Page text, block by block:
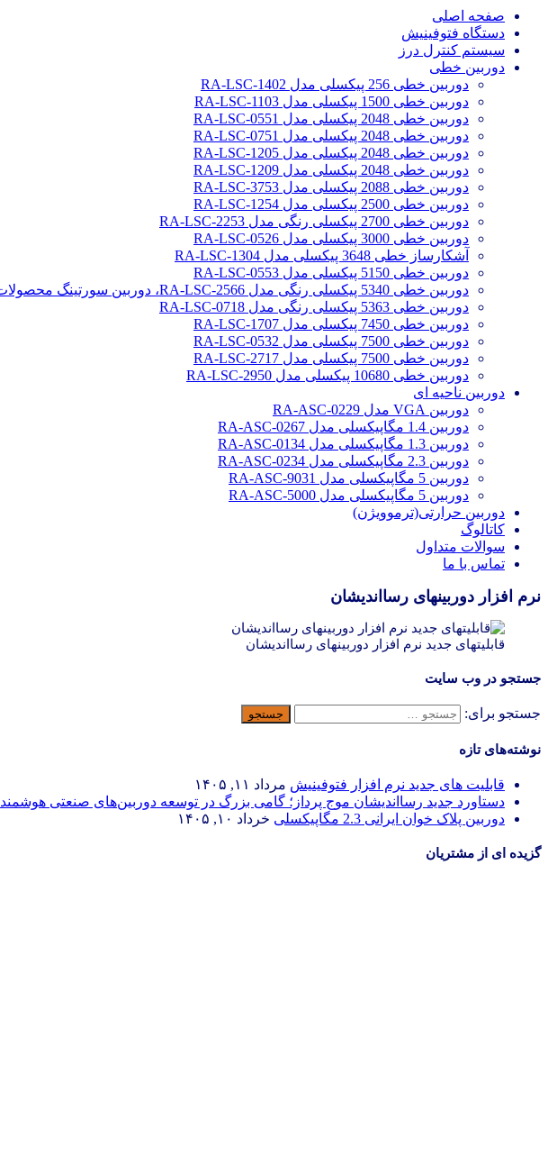
صفحه اصلی
دستگاه فتوفینیش
سیستم کنترل درز
دوربین خطی
دوربین خطی 256 پیکسلی مدل RA-LSC-1402
دوربین خطی 1500 پیکسلی مدل RA-LSC-1103
دوربین خطی 2048 پیکسلی مدل RA-LSC-0551
دوربین خطی 2048 پیکسلی مدل RA-LSC-0751
دوربین خطی 2048 پیکسلی مدل RA-LSC-1205
دوربین خطی 2048 پیکسلی مدل RA-LSC-1209
دوربین خطی 2088 پیکسلی مدل RA-LSC-3753
دوربین خطی 2500 پیکسلی مدل RA-LSC-1254
دوربین خطی 2700 پیکسلی رنگی مدل RA-LSC-2253
دوربین خطی 3000 پیکسلی مدل RA-LSC-0526
آشکارساز خطی 3648 پیکسلی مدل RA-LSC-1304
دوربین خطی 5150 پیکسلی مدل RA-LSC-0553
دوربین خطی 5340 پیکسلی رنگی مدل RA-LSC-2566، دوربین سورتینگ محصولات
دوربین خطی 5363 پیکسلی رنگی مدل RA-LSC-0718
دوربین خطی 7450 پیکسلی مدل RA-LSC-1707
دوربین خطی 7500 پیکسلی مدل RA-LSC-0532
دوربین خطی 7500 پیکسلی مدل RA-LSC-2717
دوربین خطی 10680 پیکسلی مدل RA-LSC-2950
دوربین ناحیه ای
دوربین VGA مدل RA-ASC-0229
دوربین 1.4 مگاپیکسلی مدل RA-ASC-0267
دوربین 1.3 مگاپیکسلی مدل RA-ASC-0134
دوربین 2.3 مگاپیکسلی مدل RA-ASC-0234
دوربین 5 مگاپیکسلی مدل RA-ASC-9031
دوربین 5 مگاپیکسلی مدل RA-ASC-5000
دوربین حرارتی(ترموویژن)
کاتالوگ
سوالات متداول
تماس با ما
نرم افزار دوربینهای رسااندیشان
قابلیتهای جدید نرم افزار دوربینهای رسااندیشان
جستجو در وب سایت
جستجو برای:
نوشته‌های تازه
قابلیت های جدید نرم افزار فتوفینیش مرداد ۱۱, ۱۴۰۵
دستاورد جدید رسااندیشان موج پرداز؛ گامی بزرگ در توسعه دوربین‌های صنعتی هوشمند
دوربین پلاک خوان ایرانی 2.3 مگاپیکسلی
خرداد ۱۰, ۱۴۰۵
گزیده ای از مشتریان